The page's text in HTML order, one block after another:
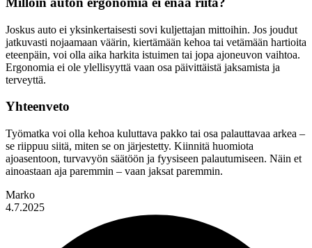
Joskus auto ei yksinkertaisesti sovi kuljettajan mittoihin. Jos joudut
jatkuvasti nojaamaan väärin, kiertämään kehoa tai vetämään hartioita
eteenpäin, voi olla aika harkita istuimen tai jopa ajoneuvon vaihtoa.
Ergonomia ei ole ylellisyyttä vaan osa päivittäistä jaksamista ja
terveyttä.
Yhteenveto
Työmatka voi olla kehoa kuluttava pakko tai osa palauttavaa arkea –
se riippuu siitä, miten se on järjestetty. Kiinnitä huomiota
ajoasentoon, turvavyön säätöön ja fyysiseen palautumiseen. Näin et
ainoastaan aja paremmin – vaan jaksat paremmin.
Marko
4.7.2025